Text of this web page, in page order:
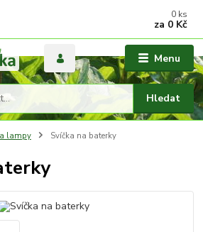
Menu
Hledat
0 ks
za 0 Kč
a lampy Svíčka na baterky